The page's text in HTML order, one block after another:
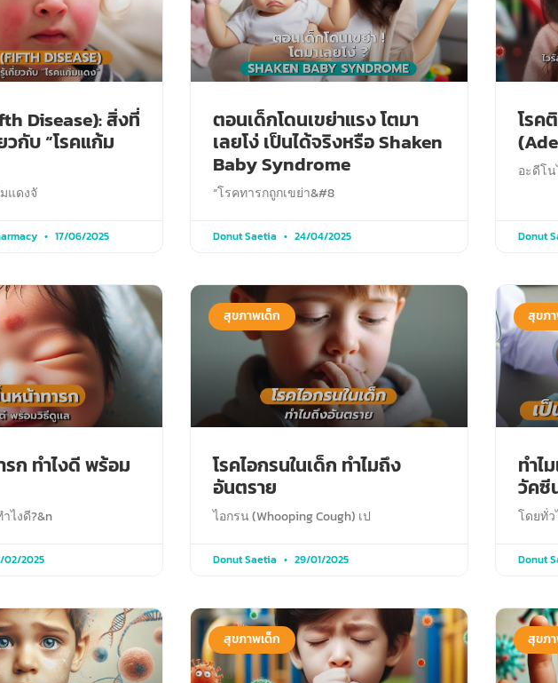
Disease): สิ่งที่
กับ “โรคแก้ม
แดงจั
17/06/2025
ตอนเด็กโดนเขย่าแรง โตมา
เลยโง่ เป็นได้จริงหรือ Shaken
Baby Syndrome
“โรคทารกถูกเขย่า&#8
Donut Saetia 24/04/2025
โรค
อะดีโ
Donut
ก ทำไงดี พร้อม
ไงดี?&n
02/2025
สุขภาพเด็ก
โรคไอกรนในเด็ก ทำไมถึง
อันตราย
ไอกรน (Whooping Cough) เป
Donut Saetia 29/01/2025
สุขภ
ทำไ
วัคซี
โดยทั่ว
Donut
สุขภาพเด็ก สุขภ